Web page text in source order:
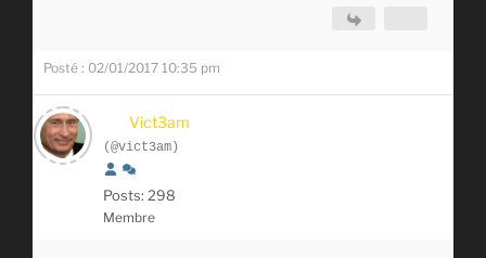
Posté : 02/01/2017 10:35 pm
Vict3am
(@vict3am)
Posts: 298
Membre